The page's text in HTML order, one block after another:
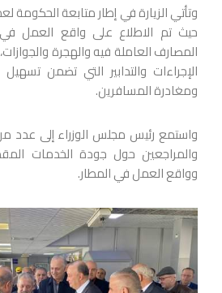
وتأتي الزيارة في إطار متابعة
حيث تم الاطلاع على واقع العمل
المصارف العاملة فيه والهجرة
الإجراءات والتدابير التي تضمن
ومغادرة المسافرين.
واستمع رئيس مجلس الوزراء إلى عدد
والمراجعين حول جودة الخدمات
وواقع العمل في المطار.